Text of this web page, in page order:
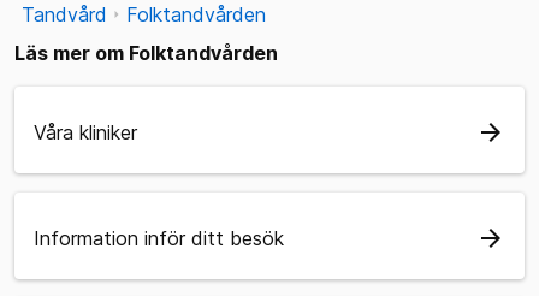
Tandvård
Folktandvården
Läs mer om Folktandvården
Våra kliniker arrow_forward
Information inför ditt besök arrow_forward